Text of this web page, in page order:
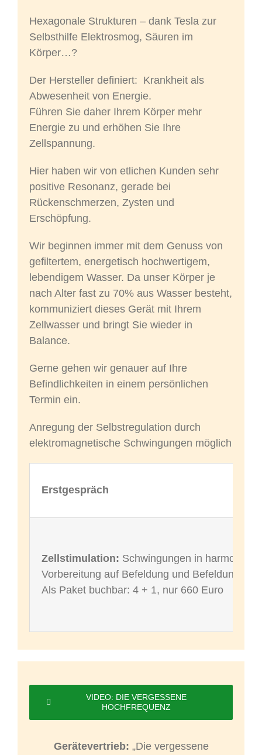
Hexagonale Strukturen – dank Tesla zur
Selbsthilfe Elektrosmog, Säuren im
Körper…?
Der Hersteller definiert: Krankheit als
Abwesenheit von Energie.
Führen Sie daher Ihrem Körper mehr
Energie zu und erhöhen Sie Ihre
Zellspannung.
Hier haben wir von etlichen Kunden sehr
positive Resonanz, gerade bei
Rückenschmerzen, Zysten und
Erschöpfung.
Wir beginnen immer mit dem Genuss von
gefiltertem, energetisch hochwertigem,
lebendigem Wasser. Da unser Körper je
nach Alter fast zu 70% aus Wasser besteht,
kommuniziert dieses Gerät mit Ihrem
Zellwasser und bringt Sie wieder in
Balance.
Gerne gehen wir genauer auf Ihre
Befindlichkeiten in einem persönlichen
Termin ein.
Anregung der Selbstregulation durch
elektromagnetische Schwingungen möglich
Erstgespräch
Zellstimulation: Schwingungen in
Vorbereitung auf Befeldung und Befeldung
Als Paket buchbar: 4 + 1, nur 660 Euro
VIDEO: DIE VERGESSENE
HOCHFREQUENZ
Gerätevertrieb: „Die vergessene